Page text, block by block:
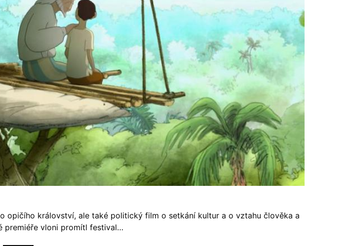
opičího království, ale také politický film o setkání kultur a o vztahu člověka a
premiéře vloni promítl festival…